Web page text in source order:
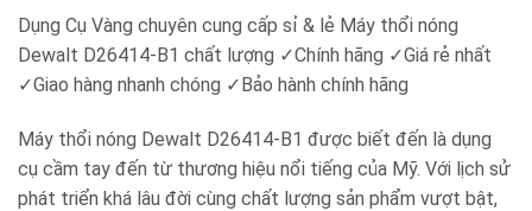
Dụng Cụ Vàng chuyên cung cấp sỉ & lẻ Máy thổi nóng
Dewalt D26414-B1 chất lượng ✓Chính hãng ✓Giá rẻ nhất
✓Giao hàng nhanh chóng ✓Bảo hành chính hãng
Máy thổi nóng Dewalt D26414-B1 được biết đến là dụng
cụ cầm tay đến từ thương hiệu nổi tiếng của Mỹ. Với lịch sử
phát triển khá lâu đời cùng chất lượng sản phẩm vượt bật,